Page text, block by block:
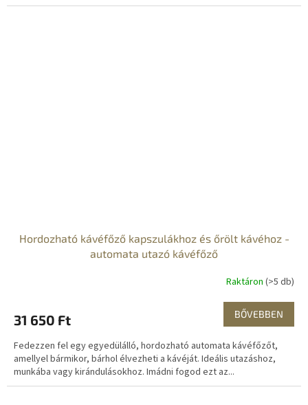
Hordozható kávéfőző kapszulákhoz és őrölt kávéhoz -
automata utazó kávéfőző
Raktáron (>5 db)
31 650 Ft BŐVEBBEN
Fedezzen fel egy egyedülálló, hordozható automata kávéfőzőt,
amellyel bármikor, bárhol élvezheti a kávéját. Ideális utazáshoz,
munkába vagy kirándulásokhoz. Imádni fogod ezt az...